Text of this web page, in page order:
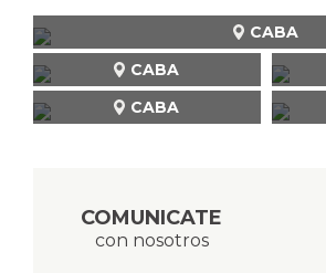
CABA
CABA
CABA
COMUNICATE
con nosotros